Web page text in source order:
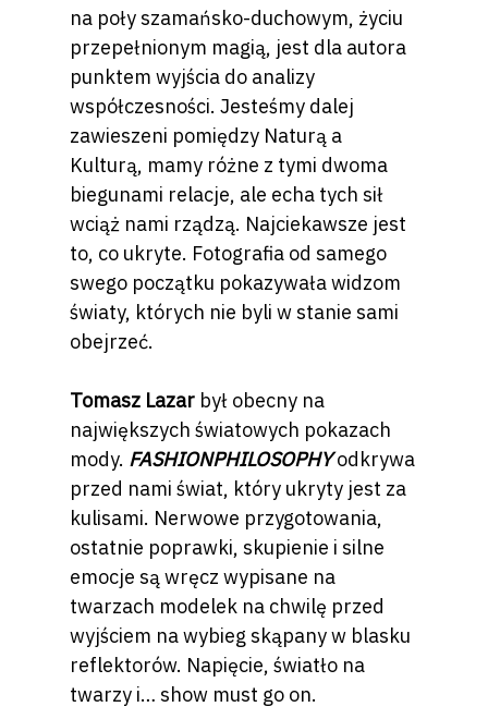
na poły szamańsko-duchowym, życiu
przepełnionym magią, jest dla autora
punktem wyjścia do analizy
współczesności. Jesteśmy dalej
zawieszeni pomiędzy Naturą a
Kulturą, mamy różne z tymi dwoma
biegunami relacje, ale echa tych sił
wciąż nami rządzą. Najciekawsze jest
to, co ukryte. Fotografia od samego
swego początku pokazywała widzom
światy, których nie byli w stanie sami
obejrzeć.
Tomasz Lazar był obecny na
największych światowych pokazach
mody. FASHIONPHILOSOPHYodkrywa
przed nami świat, który ukryty jest za
kulisami. Nerwowe przygotowania,
ostatnie poprawki, skupienie i silne
emocje są wręcz wypisane na
twarzach modelek na chwilę przed
wyjściem na wybieg skąpany w blasku
reflektorów. Napięcie, światło na
twarzy i… show must go on.